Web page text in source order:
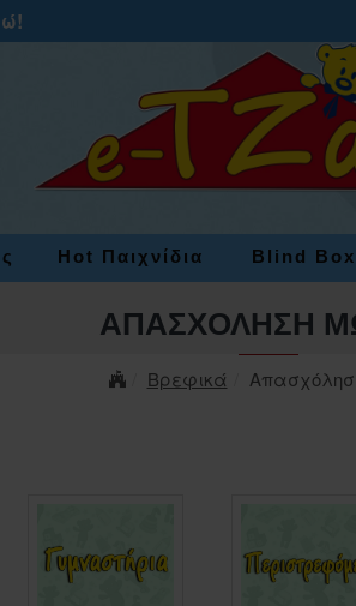
Hot Παιχνίδια Blind
Βρεφικά
ΑΠΑΣΧΌΛΗΣΗ